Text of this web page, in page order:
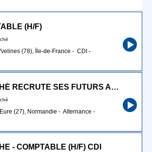
(H/F)
(78), Île-de-France - CDI -
INTERMARCHÉ RECRUTE SES FUTURS APPRENTIS BP BOUCHERS H/F
(27), Normandie - Alternance -
- COMPTABLE (H/F) CDI